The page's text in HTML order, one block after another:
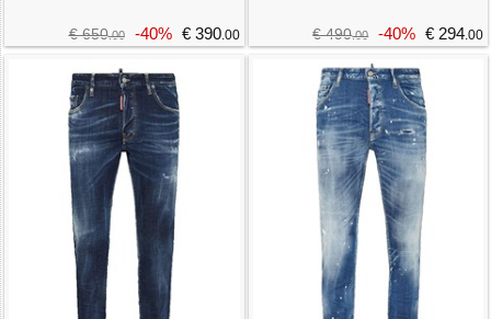
€ 650.00 -40% € 390.00 € 490.00 -40% € 294 .00